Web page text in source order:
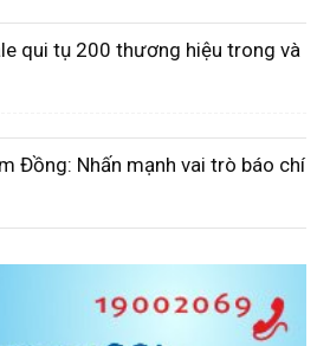
qui tụ 200 thương hiệu trong và
Đồng: Nhấn mạnh vai trò báo chí